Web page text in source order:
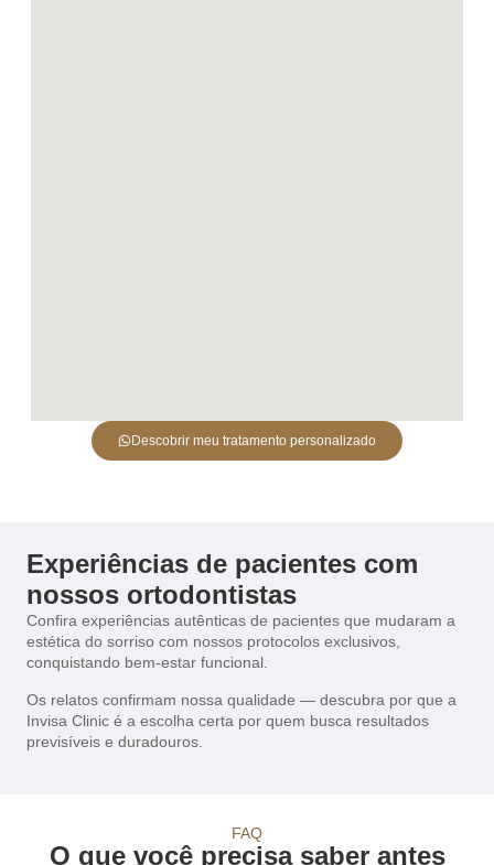
Descobrir meu tratamento personalizado
Experiências de pacientes com
nossos ortodontistas
Confira experiências autênticas de pacientes que mudaram a
estética do sorriso com nossos protocolos exclusivos,
conquistando bem-estar funcional.
Os relatos confirmam nossa qualidade — descubra por que a
Invisa Clinic é a escolha certa por quem busca resultados
previsíveis e duradouros.
FAQ
O que você precisa saber antes